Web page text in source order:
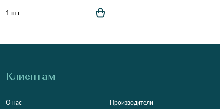
1 шт
Клиентам
О нас Производители